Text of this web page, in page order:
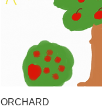
ORCHARD